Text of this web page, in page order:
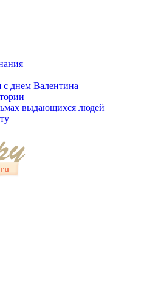
с днем Валентина
выдающихся людей